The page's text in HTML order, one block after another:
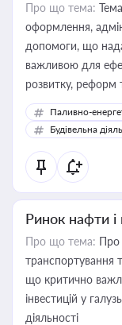
Про що тема:
оформлення,
допомоги, що
важливою для
розвитку, реформ
Паливно-
Будівельна
Ринок нафти і
Про що тема: Про
транспортування
що критично
інвестицій у
діяльності